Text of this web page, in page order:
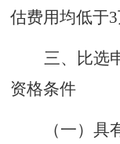
估费用均低于
三、比选
资格条件
（一）